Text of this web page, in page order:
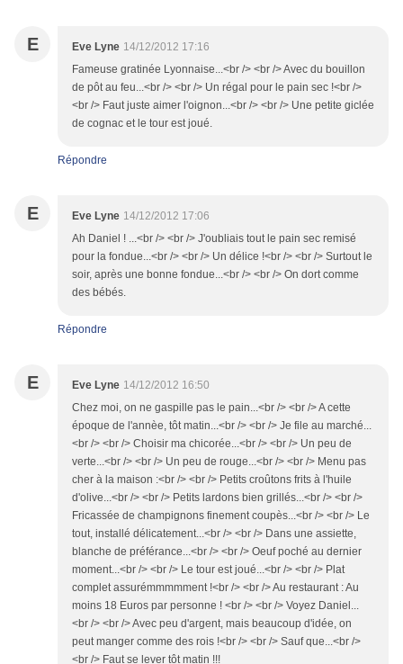
E Eve Lyne 14/12/2012 17:16
Fameuse gratinée Lyonnaise...<br /> <br /> Avec du bouillon
de pôt au feu...<br /> <br /> Un régal pour le pain sec !<br />
<br /> Faut juste aimer l'oignon...<br /> <br /> Une petite giclée
de cognac et le tour est joué.
Répondre
E Eve Lyne 14/12/2012 17:06
Ah Daniel ! ...<br /> <br /> J'oubliais tout le pain sec remisé
pour la fondue...<br /> <br /> Un délice !<br /> <br /> Surtout le
soir, après une bonne fondue...<br /> <br /> On dort comme
des bébés.
Répondre
E Eve Lyne 14/12/2012 16:50
Chez moi, on ne gaspille pas le pain...<br /> <br /> A cette
époque de l'annèe, tôt matin...<br /> <br /> Je file au marché...
<br /> <br /> Choisir ma chicorée...<br /> <br /> Un peu de
verte...<br /> <br /> Un peu de rouge...<br /> <br /> Menu pas
cher à la maison :<br /> <br /> Petits croûtons frits à l'huile
d'olive...<br /> <br /> Petits lardons bien grillés...<br /> <br />
Fricassée de champignons finement coupès...<br /> <br /> Le
tout, installé délicatement...<br /> <br /> Dans une assiette,
blanche de préférance...<br /> <br /> Oeuf poché au dernier
moment...<br /> <br /> Le tour est joué...<br /> <br /> Plat
complet assurémmmmment !<br /> <br /> Au restaurant : Au
moins 18 Euros par personne ! <br /> <br /> Voyez Daniel...
<br /> <br /> Avec peu d'argent, mais beaucoup d'idée, on
peut manger comme des rois !<br /> <br /> Sauf que...<br />
<br /> Faut se lever tôt matin !!!